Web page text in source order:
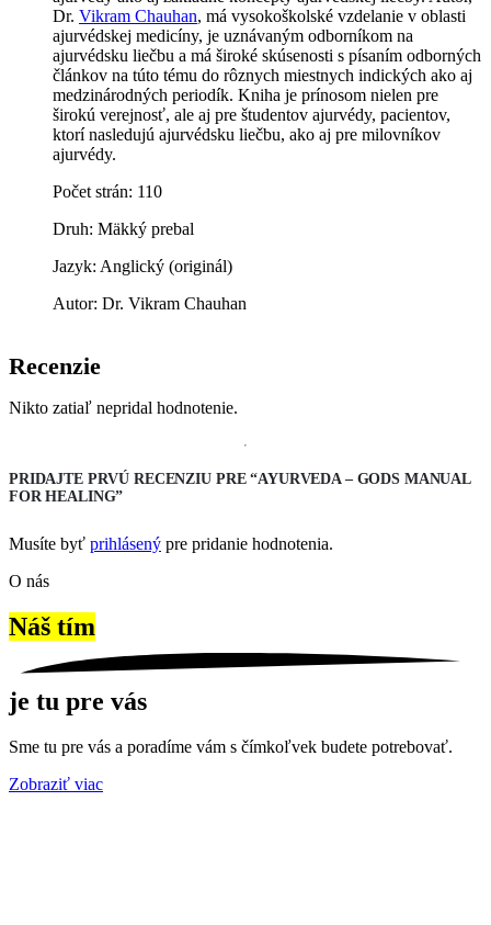
Dr. Vikram Chauhan, má vysokoškolské vzdelanie v oblasti
ajurvédskej medicíny, je uznávaným odborníkom na
ajurvédsku liečbu a má široké skúsenosti s písaním odborných
článkov na túto tému do rôznych miestnych indických ako aj
medzinárodných periodík. Kniha je prínosom nielen pre
širokú verejnosť, ale aj pre študentov ajurvédy, pacientov,
ktorí nasledujú ajurvédsku liečbu, ako aj pre milovníkov
ajurvédy.
Počet strán: 110
Druh: Mäkký prebal
Jazyk: Anglický (originál)
Autor: Dr. Vikram Chauhan
Recenzie
Nikto zatiaľ nepridal hodnotenie.
PRIDAJTE PRVÚ RECENZIU PRE “AYURVEDA – GODS MANUAL
FOR HEALING”
Musíte byť prihlásený pre pridanie hodnotenia.
O nás
Náš tím
je tu pre vás
Sme tu pre vás a poradíme vám s čímkoľvek budete potrebovať.
Zobraziť viac